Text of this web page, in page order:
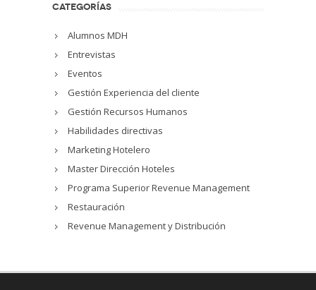
CATEGORÍAS
Alumnos MDH
Entrevistas
Eventos
Gestión Experiencia del cliente
Gestión Recursos Humanos
Habilidades directivas
Marketing Hotelero
Master Dirección Hoteles
Programa Superior Revenue Management
Restauración
Revenue Management y Distribución